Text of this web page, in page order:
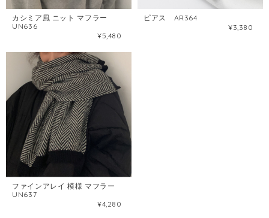
カシミア風 ニット マフラー
UN636
¥5,480
ピアス AR364
¥3,380
ファインアレイ 模様 マフラー
UN637
¥4,280